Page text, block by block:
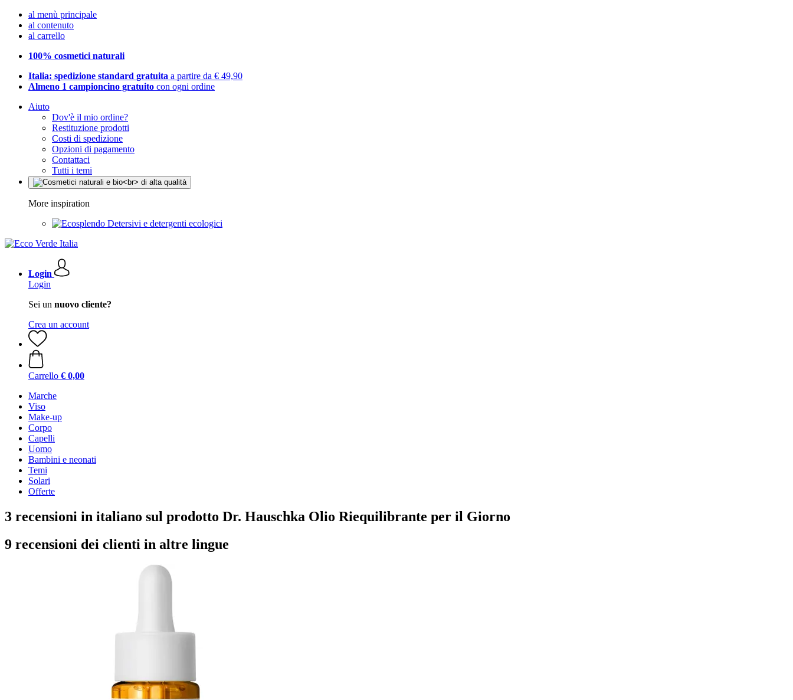
al menù principale
al contenuto
al carrello
100% cosmetici naturali
Italia: spedizione standard gratuita a partire da € 49,90
Almeno 1 campioncino gratuito con ogni ordine
Aiuto
Dov'è il mio ordine?
Restituzione prodotti
Costi di spedizione
Opzioni di pagamento
Contattaci
Tutti i temi
More inspiration
Detersivi e detergenti ecologici
Login
Login
Sei un nuovo cliente?
Crea un account
Carrello € 0,00
Marche
Viso
Make-up
Corpo
Capelli
Uomo
Bambini e neonati
Temi
Solari
Offerte
3 recensioni in italiano sul prodotto Dr. Hauschka Olio Riequilibrante per il Giorno
9 recensioni dei clienti in altre lingue